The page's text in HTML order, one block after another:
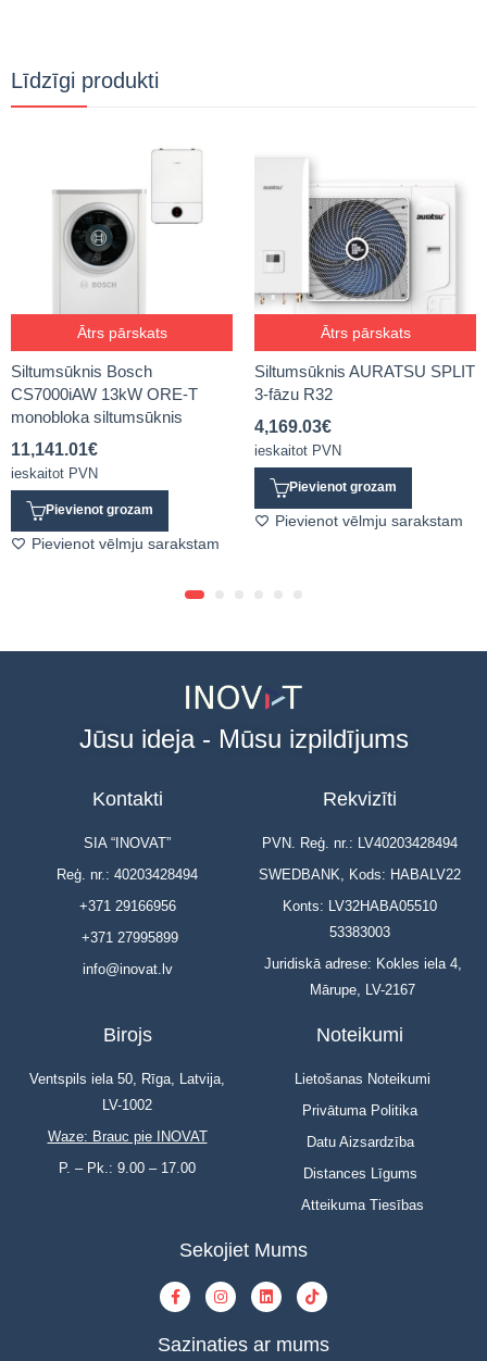
Līdzīgi produkti
Ātrs pārskats
Siltumsūknis Bosch
CS7000iAW 13kW ORE-T
monobloka siltumsūknis
11,141.01€
ieskaitot PVN
Pievienot grozam
Pievienot vēlmju sarakstam
Ātrs pārskats
Siltumsūknis AURATSU SPLIT
3-fāzu R32
4,169.03€
ieskaitot PVN
Pievienot grozam
Pievienot vēlmju sarakstam
Jūsu ideja - Mūsu izpildījums
Kontakti
SIA “INOVAT”
Reģ. nr.: 40203428494
+371 29166956
+371 27995899
info@inovat.lv
Rekvizīti
PVN. Reģ. nr.: LV40203428494
SWEDBANK, Kods: HABALV22
Konts: LV32HABA05510
53383003
Juridiskā adrese: Kokles iela 4,
Mārupe, LV-2167
Birojs
Ventspils iela 50, Rīga, Latvija,
LV-1002
Waze: Brauc pie INOVAT
P. – Pk.: 9.00 – 17.00
Noteikumi
Lietošanas Noteikumi
Privātuma Politika
Datu Aizsardzība
Distances Līgums
Atteikuma Tiesības
Sekojiet Mums
Sazinaties ar mums